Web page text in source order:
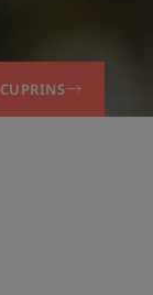
CUPRINS